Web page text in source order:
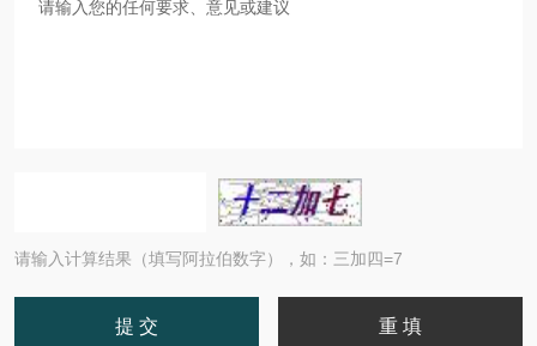
请输入计算结果（填写阿拉伯数字），如：三加四=7